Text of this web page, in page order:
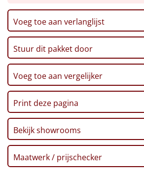
Uniek
Alle thema's
Artikel
Hitster NIEUW
Pizzarette
Tas
Wake up light
NIEUW
Borrelplank
Popcorn, 90 gr
Passata tomatensaus, 330 gr
Nougat, 130 gr
Kaaspuntjes, 125 gr
Knoflookbroodjes, 150 gr
Ragout, 290 gr
Tomatensoep, 450 ml
Mini Bouchees, 12 st
Chocolade boomhangers, 87,5 gr
Serrano ham, 50 gr
Mini choco muffins, 200 gr
Kerstkaart
Kerstmagazine
Voeg toe aan verlanglijst
Stuur dit pakket door
Voeg toe aan vergelijker
Print deze pagina
Bekijk showrooms
Maatwerk / prijschecker